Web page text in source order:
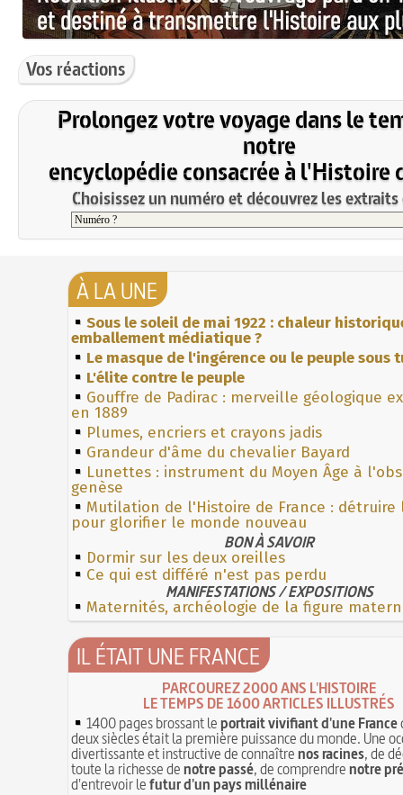
Vos réactions
Prolongez votre voyage dans le
notre
encyclopédie consacrée à l'Histoire
Choisissez un numéro et découvrez les
À LA UNE
Sous le soleil de mai 1922 : chaleur
emballement médiatique ?
Le masque de l'ingérence ou le peuple sous
L'élite contre le peuple
Gouffre de Padirac : merveille géologique
en 1889
Plumes, encriers et crayons jadis
Grandeur d'âme du chevalier Bayard
Lunettes : instrument du Moyen Âge à
genèse
Mutilation de l'Histoire de France : détruire
pour glorifier le monde nouveau
BON À SAVOIR
Dormir sur les deux oreilles
Ce qui est différé n'est pas perdu
MANIFESTATIONS / EXPOSITIONS
Maternités, archéologie de la figure
IL ÉTAIT UNE FRANCE
PARCOUREZ 2000 ANS L'HISTOIRE
LE TEMPS DE 1600 ARTICLES ILLUSTRÉS
1400 pages brossant leportrait vivifiant d'une France
deux siècles était la première puissance du monde. Une
divertissante et instructive de connaîtrenos racines, de
toute la richesse denotre passé, de comprendrenotre
d'entrevoir lefutur d'un pays millénaire